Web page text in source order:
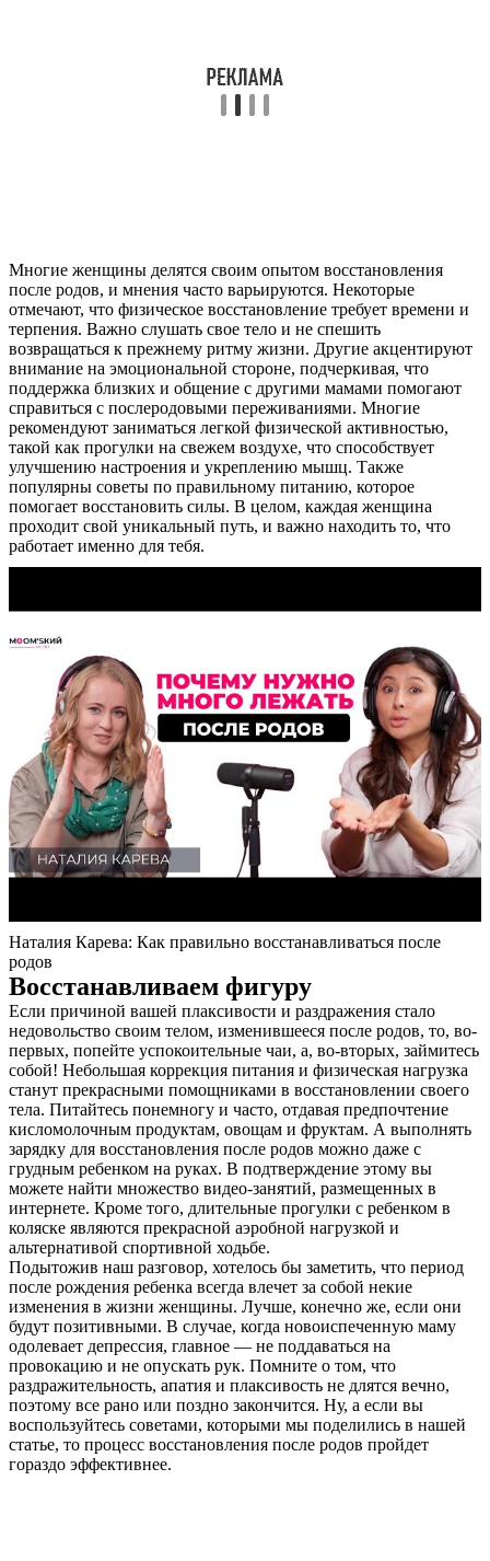
Многие женщины делятся своим опытом восстановления
после родов, и мнения часто варьируются. Некоторые
отмечают, что физическое восстановление требует времени и
терпения. Важно слушать свое тело и не спешить
возвращаться к прежнему ритму жизни. Другие акцентируют
внимание на эмоциональной стороне, подчеркивая, что
поддержка близких и общение с другими мамами помогают
справиться с послеродовыми переживаниями. Многие
рекомендуют заниматься легкой физической активностью,
такой как прогулки на свежем воздухе, что способствует
улучшению настроения и укреплению мышц. Также
популярны советы по правильному питанию, которое
помогает восстановить силы. В целом, каждая женщина
проходит свой уникальный путь, и важно находить то, что
работает именно для тебя.
Наталия Карева: Как правильно восстанавливаться после
родов
Восстанавливаем фигуру
Если причиной вашей плаксивости и раздражения стало
недовольство своим телом, изменившееся после родов, то, во-
первых, попейте успокоительные чаи, а, во-вторых, займитесь
собой! Небольшая коррекция питания и физическая нагрузка
станут прекрасными помощниками в восстановлении своего
тела. Питайтесь понемногу и часто, отдавая предпочтение
кисломолочным продуктам, овощам и фруктам. А выполнять
зарядку для восстановления после родов можно даже с
грудным ребенком на руках. В подтверждение этому вы
можете найти множество видео-занятий, размещенных в
интернете. Кроме того, длительные прогулки с ребенком в
коляске являются прекрасной аэробной нагрузкой и
альтернативой спортивной ходьбе.
Подытожив наш разговор, хотелось бы заметить, что период
после рождения ребенка всегда влечет за собой некие
изменения в жизни женщины. Лучше, конечно же, если они
будут позитивными. В случае, когда новоиспеченную маму
одолевает депрессия, главное — не поддаваться на
провокацию и не опускать рук. Помните о том, что
раздражительность, апатия и плаксивость не длятся вечно,
поэтому все рано или поздно закончится. Ну, а если вы
воспользуйтесь советами, которыми мы поделились в нашей
статье, то процесс восстановления после родов пройдет
гораздо эффективнее.